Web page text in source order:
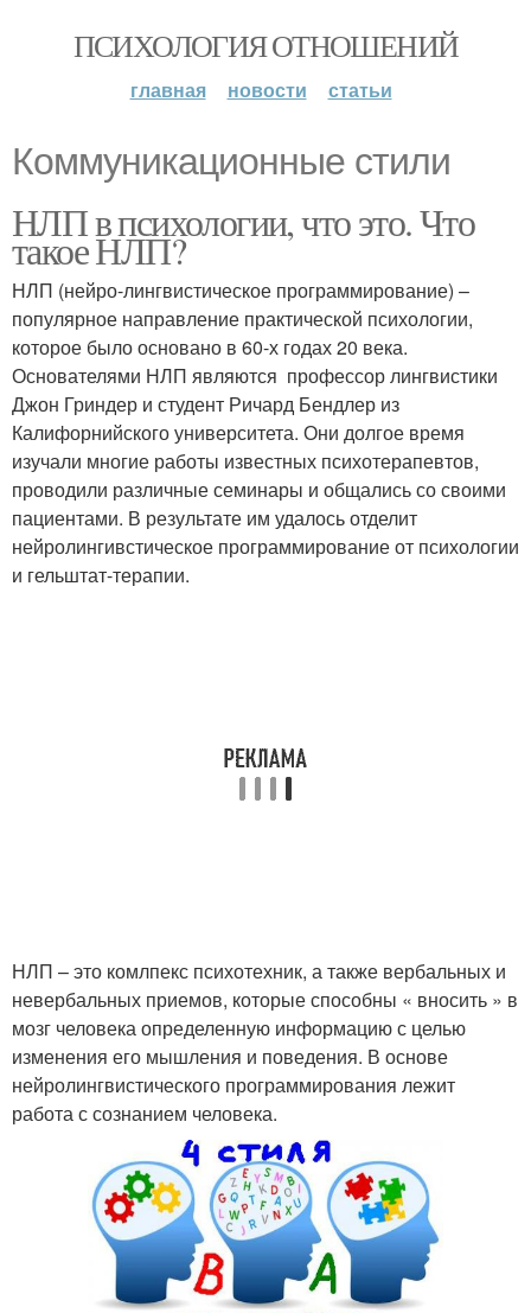
ПСИХОЛОГИЯ ОТНОШЕНИЙ
главная новости статьи
Коммуникационные стили
НЛП в психологии, что это. Что
такое НЛП?
НЛП (нейро-лингвистическое программирование) –
популярное направление практической психологии,
которое было основано в 60-х годах 20 века.
Основателями НЛП являются профессор лингвистики
Джон Гриндер и студент Ричард Бендлер из
Калифорнийского университета. Они долгое время
изучали многие работы известных психотерапевтов,
проводили различные семинары и общались со своими
пациентами. В результате им удалось отделит
нейролингивстическое программирование от психологии
и гельштат-терапии.
НЛП – это комлпекс психотехник, а также вербальных и
невербальных приемов, которые способны « вносить » в
мозг человека определенную информацию с целью
изменения его мышления и поведения. В основе
нейролингвистического программирования лежит
работа с сознанием человека.